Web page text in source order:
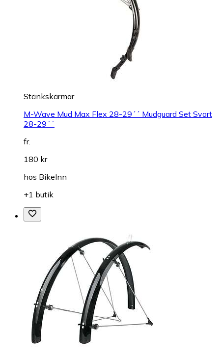
Stänkskärmar
M-Wave Mud Max Flex 28-29´´ Mudguard Set Svart
28-29´´
fr.
180 kr
hos BikeInn
+1 butik